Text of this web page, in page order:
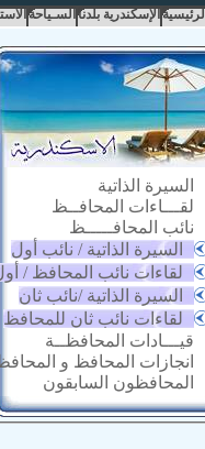
الرئيسية الإسكندرية بلدنا السـياحة
السيرة الذاتية
لقـــاءات المحافــظ
نائب المحافـــــظ
السيرة الذاتية / نائب أول
لقاءات نائب المحافظ /
السيرة الذاتية /نائب ثان
لقاءات نائب ثان للمحافظ
قيـــادات المحافظــة
انجازات المحافظ و
المحافظون السابقون